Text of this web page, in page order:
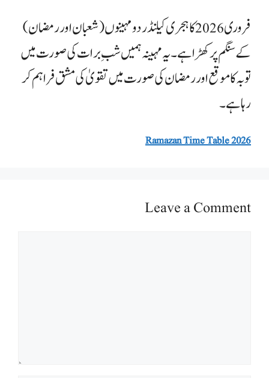
​فروری 2026 کا ہجری کیلنڈر دو مہینوں (شعبان اور رمضان)
کے سنگم پر کھڑا ہے۔ یہ مہینہ ہمیں شبِ برات کی صورت میں
توبہ کا موقع اور رمضان کی صورت میں تقویٰ کی مشق فراہم کر
رہا ہے۔
Ramazan Time Table 2026
Leave a Comment